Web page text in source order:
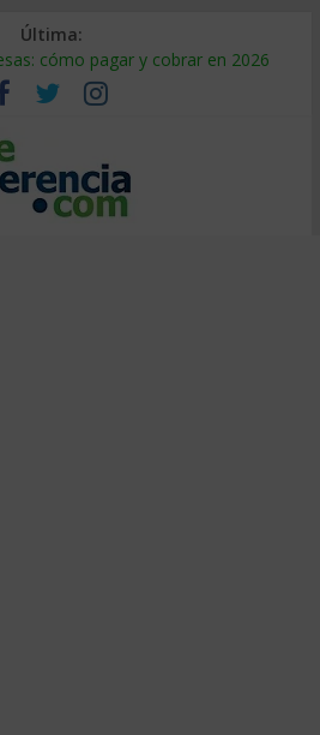
Última:
cómo pagar y cobrar en 2026
es y por qué sale tan caro
cómo auditarla a tiempo
de suministro: qué hacer
UU.: cómo segmentarlo y venderle